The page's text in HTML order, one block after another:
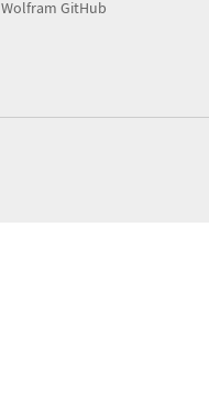
Wolfram GitHub